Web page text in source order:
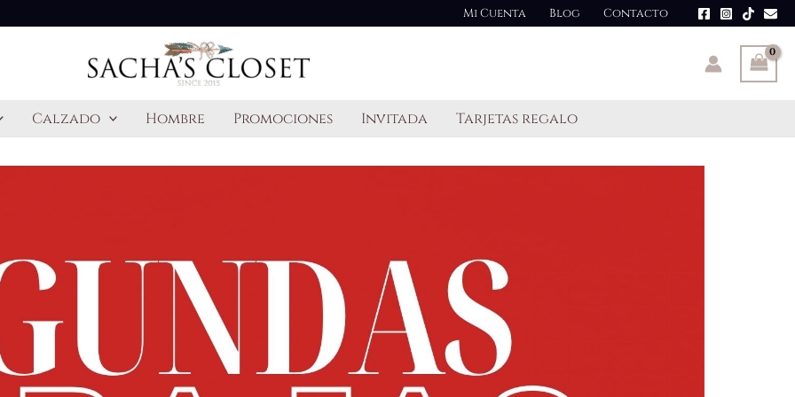
Mi Cuenta Blog Contacto
Calzado Hombre Promociones Invitada Tarjetas regalo